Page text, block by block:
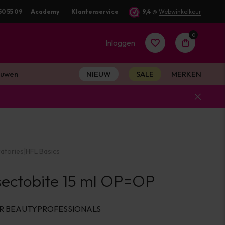
Voor 16:00 besteld? Dezelfde werkdag verstuurd
55 09 Academy Klantenservice 9,4 @ Webwinkelkeur
Inloggen
Account
aanmaken
0
NIEUW SALE MERKEN
|HFL Basics
15 ml OP=OP
BEAUTYPROFESSIONALS